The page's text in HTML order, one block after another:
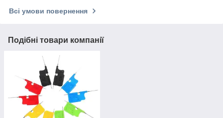
Всі умови повернення
Подібні товари компанії